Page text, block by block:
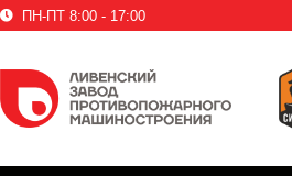
ПН-ПТ 8:00 - 17:00